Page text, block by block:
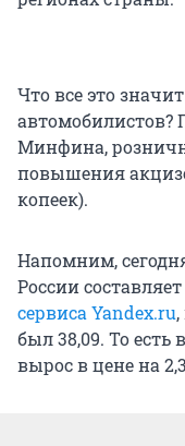
Что все это
автомобилистов?
Минфина,
повышения
копеек).
Напомним,
России
сервиса Yandex.ru,
был 38,09. То есть
вырос в цене на